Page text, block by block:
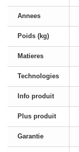
Annees
Poids (kg)
Matieres
Technologies
Info produit
Plus produit
Garantie